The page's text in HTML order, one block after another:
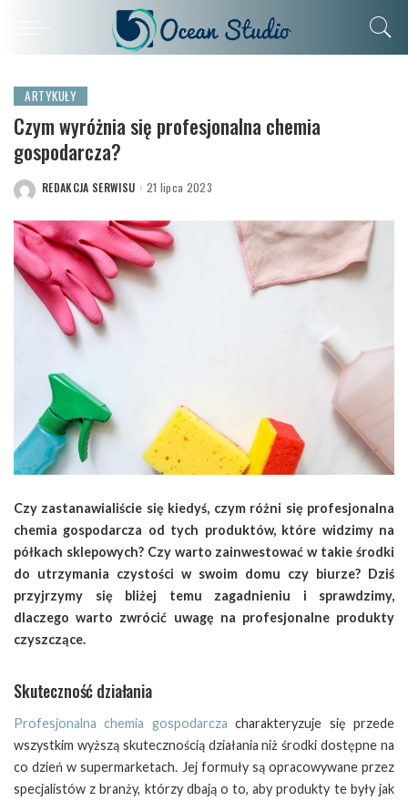
ARTYKUŁY
Czym wyróżnia się profesjonalna chemia
gospodarcza?
POSTED
REDAKCJA SERWISU 21 lipca 2023
Czy zastanawialiście się kiedyś, czym różni się profesjonalna
chemia gospodarcza od tych produktów, które widzimy na
półkach sklepowych? Czy warto zainwestować w takie środki
do utrzymania czystości w swoim domu czy biurze? Dziś
przyjrzymy się bliżej temu zagadnieniu i sprawdzimy,
dlaczego warto zwrócić uwagę na profesjonalne produkty
czyszczące.
Skuteczność działania
Profesjonalna chemia gospodarczacharakteryzuje się przede
wszystkim wyższą skutecznością działania niż środki dostępne na
co dzień w supermarketach. Jej formuły są opracowywane przez
specjalistów z branży, którzy dbają o to, aby produkty te były jak